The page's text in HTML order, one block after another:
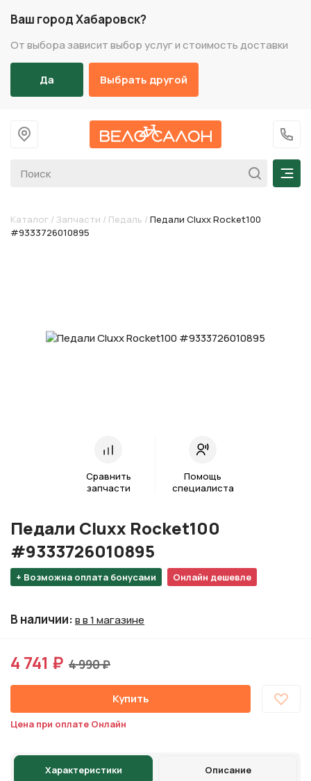
Ваш город Хабаровск?
От выбора зависит выбор услуг и стоимость доставки
Да Выбрать другой
На главную
+7
Каталог / Запчасти / Педаль / Педали Cluxx Rocket100
#9333726010895
Сравнить
запчасти
Помощь
специалиста
+ Возможна оплата бонусами Онлайн дешевле
Педали Cluxx Rocket100
#9333726010895
В наличии:в в 1 магазине
4 741 ₽ 4 990 ₽
Купить
Цена при оплате Онлайн
Характеристики Описание